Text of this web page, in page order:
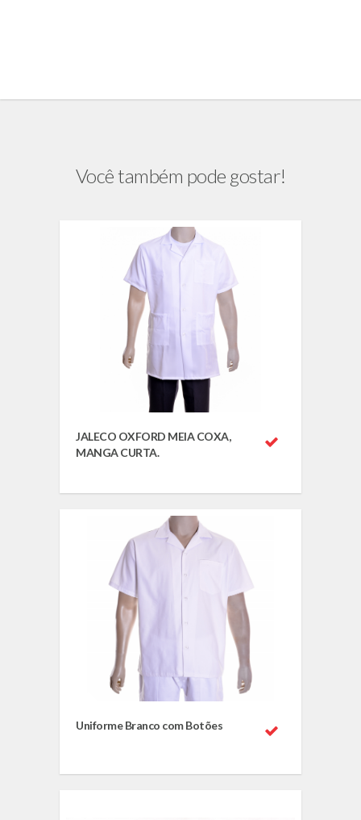
Você também pode gostar!
JALECO OXFORD MEIA COXA,
MANGA CURTA.
Uniforme Branco com Botões